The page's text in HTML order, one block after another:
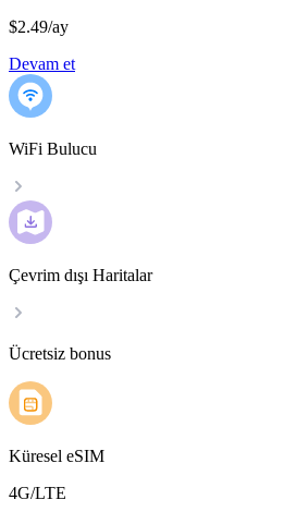
$2.49/ay
Devam et
WiFi Bulucu
Çevrim dışı Haritalar
Ücretsiz bonus
Küresel eSIM
4G/LTE